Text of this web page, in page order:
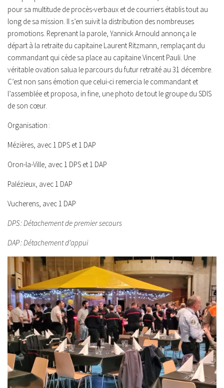
pour sa multitude de procès-verbaux et de courriers établis tout au
long de sa mission. Il s’en suivit la distribution des nombreuses
promotions. Reprenant la parole, Yannick Arnould annonça le
départ à la retraite du capitaine Laurent Ritzmann, remplaçant du
commandant qui cède sa place au capitaine Vincent Pauli. Une
véritable ovation salua le parcours du futur retraité au 31 décembre.
C’est non sans émotion que celui-ci remercia le commandant et
l’assemblée et proposa, in fine, une photo de tout le groupe du SDIS
de son cœur.
Organisation :
Mézières, avec 1 DPS et 1 DAP
Oron-la-Ville, avec 1 DPS et 1 DAP
Palézieux, avec 1 DAP
Vucherens, avec 1 DAP
DPS : Détachement de premier secours
DAP : Détachement d’appui